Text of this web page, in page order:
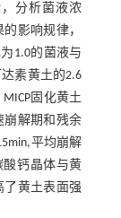
分析菌液浓
影响规律，
为1.0的菌液与
素黄土的2.6
固化黄土
崩解期和残余
平均崩解
酸钙晶体与黄
黄土表面强